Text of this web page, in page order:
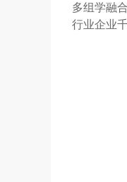
多组学融
行业企业